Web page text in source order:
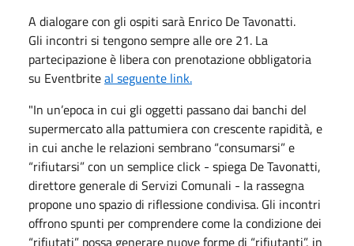
A dialogare con gli ospiti sarà Enrico De Tavonatti.
Gli incontri si tengono sempre alle ore 21. La
partecipazione è libera con prenotazione obbligatoria
su Eventbriteal seguente link.
"In un’epoca in cui gli oggetti passano dai banchi del
supermercato alla pattumiera con crescente rapidità, e
in cui anche le relazioni sembrano “consumarsi” e
“rifiutarsi” con un semplice click - spiega De Tavonatti,
direttore generale di Servizi Comunali - la rassegna
propone uno spazio di riflessione condivisa. Gli incontri
offrono spunti per comprendere come la condizione dei
“rifiutati” possa generare nuove forme di “rifiutanti”, in